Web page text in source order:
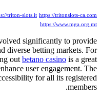
triton-slots.it https://tritonslots-ca.com
https://www.mga.org.mt
significantly to provide
diverse betting markets. For
out betano casino is a great
user engagement. The
for all its registered
members.